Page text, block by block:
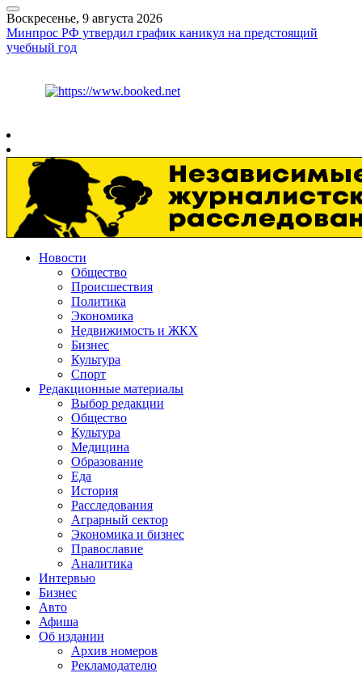
Воскресенье, 9 августа 2026
Минпрос РФ утвердил график каникул на предстоящий
учебный год
Новости
Общество
Происшествия
Политика
Экономика
Недвижимость и ЖКХ
Бизнес
Культура
Спорт
Редакционные материалы
Выбор редакции
Общество
Культура
Медицина
Образование
Еда
История
Расследования
Аграрный сектор
Экономика и бизнес
Православие
Аналитика
Интервью
Бизнес
Авто
Афиша
Об издании
Архив номеров
Рекламодателю